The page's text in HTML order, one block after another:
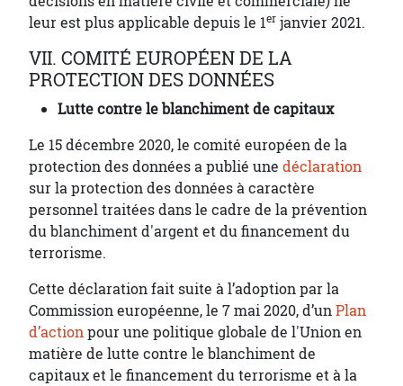
leur est plus applicable depuis le 1er janvier 2021.
VII. COMITÉ EUROPÉEN DE LA
PROTECTION DES DONNÉES
Lutte contre le blanchiment de capitaux
Le 15 décembre 2020, le comité européen de la
protection des données a publié une déclaration
sur la protection des données à caractère
personnel traitées dans le cadre de la prévention
du blanchiment d'argent et du financement du
terrorisme.
Cette déclaration fait suite à l’adoption par la
Commission européenne, le 7 mai 2020, d’unPlan
d’actionpour une politique globale de l'Union en
matière de lutte contre le blanchiment de
capitaux et le financement du terrorisme et à la